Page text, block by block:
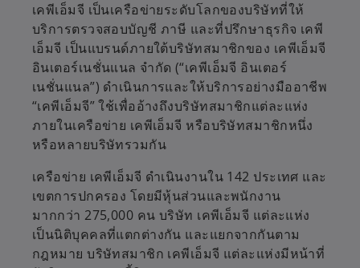
เคพีเอ็มจี เป็นเครือข่ายระดับโลกของบริษัทที่ให้
บริการตรวจสอบบัญชี ภาษี และที่ปรึกษาธุรกิจ เคพี
เอ็มจี เป็นแบรนด์ภายใต้บริษัทสมาชิกของ เคพีเอ็มจี
อินเตอร์เนชั่นแนล จำกัด (“เคพีเอ็มจี อินเตอร์
เนชั่นแนล”) ดำเนินการและให้บริการอย่างมืออาชีพ
“เคพีเอ็มจี” ใช้เพื่ออ้างถึงบริษัทสมาชิกแต่ละแห่ง
ภายในเครือข่าย เคพีเอ็มจี หรือบริษัทสมาชิกหนึ่ง
หรือหลายบริษัทรวมกัน
เครือข่าย เคพีเอ็มจี ดำเนินงานใน 142 ประเทศ และ
เขตการปกครอง โดยมีหุ้นส่วนและพนักงาน
มากกว่า 275,000 คน บริษัท เคพีเอ็มจี แต่ละแห่ง
เป็นนิติบุคคลที่แตกต่างกัน และแยกจากกันตาม
กฎหมาย บริษัทสมาชิก เคพีเอ็มจี แต่ละแห่งมีหน้าที่